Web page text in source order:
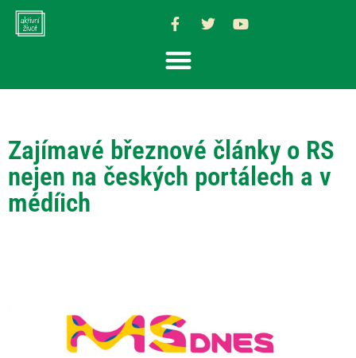
Zajímavé březnové články o RS
nejen na českých portálech a v
médíich